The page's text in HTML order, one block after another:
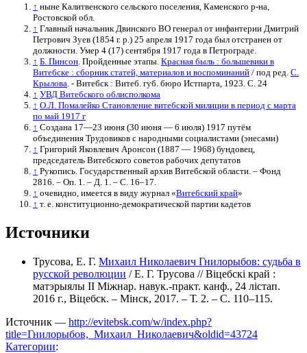
↑ ныне Калитвенского сельского поселения, Каменского р-на,
Ростовской обл.
↑ Главный начальник Двинского ВО генерал от инфантерии Дмитрий
Петрович Зуев (1854 г. р.) 25 апреля 1917 года был отстранен от
должности. Умер 4 (17) сентября 1917 года в Петрограде.
↑ Б. Пинсон . Пройденные этапы. Красная быль : большевики в
Витебске : сборник статей, материалов и воспоминаний / под ред. С.
Крылова . - Витебск : Витеб. губ. бюро Истпарта, 1923. С. 24
↑ УВД Витебского облисполкома
↑ О.Л. Помалейко Становление витебской милиции в период с марта
по май 1917 г
↑ Создана 17—23 июня (30 июня — 6 июля) 1917 путём
объединения Трудовиков с народными социалистами (энесами)
↑ Григорий Яковлевич Аронсон (1887 — 1968) бундовец,
председатель Витебского советов рабочих депутатов
↑ Рукопись. Государственный архив Витебской области. – Фонд
2816. – Оп. 1. – Д. 1. – С. 16–17.
↑ очевидно, имеется в виду журнал «Витебский край»
↑ т. е. конституционно-демократической партии кадетов
Источники
Трусова, Е. Г. Михаил Николаевич Гнилорыбов: судьба в
русской революции / Е. Г. Трусова // Віцебскі край :
матэрыялы II Міжнар. навук.-практ. канф., 24 лістап.
2016 г., Віцебск. – Мінск, 2017. – Т. 2. – С. 110–115.
Источник — http://evitebsk.com/w/index.php?
title=Гнилорыбов,_Михаил_Николаевич&oldid=43724
Категории: